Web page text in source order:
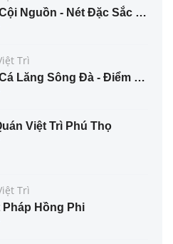
Nhà Hàng Cội Nguồn - Nét Đặc Sắc Ẩm Thực Trung Du Phú Thọ
Trì
Nhà Hàng Cá Lăng Sông Đà - Điểm Đến Hấp Dẫn Cho Thực Khách Yêu Thích Cá Đặc Sản
Việt Trì Phú Thọ
Trì
Pháp Hồng Phi